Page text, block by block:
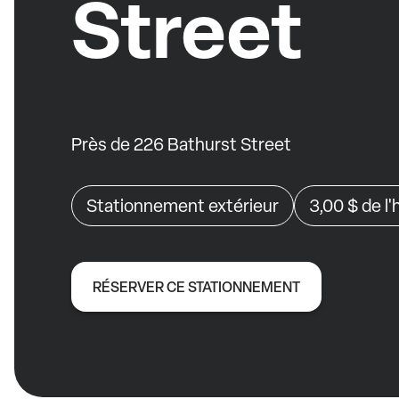
Street
Près de 226 Bathurst Street
Stationnement extérieur 3,00 $de
RÉSERVER CE STATIONNEMENT